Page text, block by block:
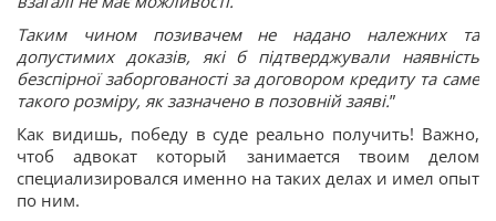
Таким чином позивачем не надано належних та
допустимих доказів, які б підтверджували наявність
безспірної заборгованості за договором кредиту та саме
такого розміру, як зазначено в позовній заяві.”
Как видишь, победу в суде реально получить! Важно,
чтоб адвокат который занимается твоим делом
специализировался именно на таких делах и имел опыт
по ним.